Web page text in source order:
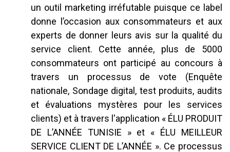
un outil marketing irréfutable puisque ce label
donne l’occasion aux consommateurs et aux
experts de donner leurs avis sur la qualité du
service client. Cette année, plus de 5000
consommateurs ont participé au concours à
travers un processus de vote (Enquête
nationale, Sondage digital, test produits, audits
et évaluations mystères pour les services
clients) et à travers l'application « ÉLU PRODUIT
DE L’ANNÉE TUNISIE » et « ÉLU MEILLEUR
SERVICE CLIENT DE L’ANNÉE ». Ce processus